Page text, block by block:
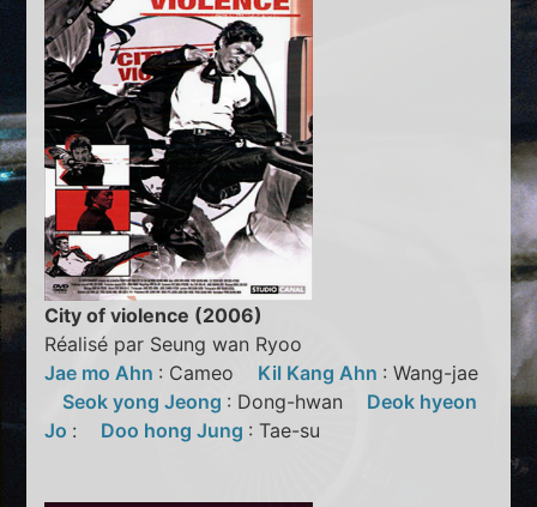
City of violence (2006)
Réalisé par Seung wan Ryoo
Jae mo Ahn : Cameo Kil Kang Ahn : Wang-jae
Seok yong Jeong : Dong-hwan Deok hyeon
Jo : Doo hong Jung : Tae-su